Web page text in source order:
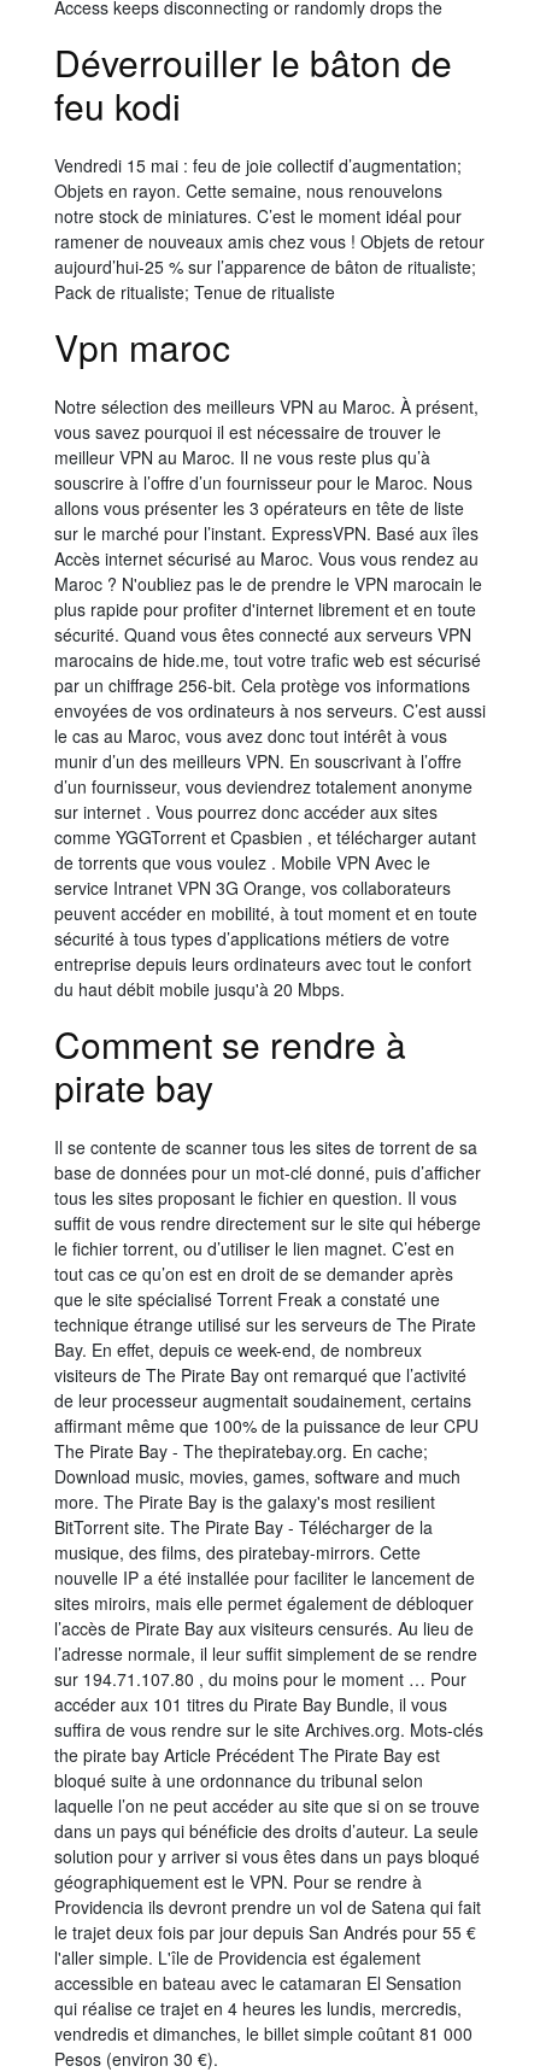
Access keeps disconnecting or randomly drops the
Déverrouiller le bâton de
feu kodi
Vendredi 15 mai : feu de joie collectif d’augmentation;
Objets en rayon. Cette semaine, nous renouvelons
notre stock de miniatures. C’est le moment idéal pour
ramener de nouveaux amis chez vous ! Objets de retour
aujourd’hui-25 % sur l’apparence de bâton de ritualiste;
Pack de ritualiste; Tenue de ritualiste
Vpn maroc
Notre sélection des meilleurs VPN au Maroc. À présent,
vous savez pourquoi il est nécessaire de trouver le
meilleur VPN au Maroc. Il ne vous reste plus qu’à
souscrire à l’offre d’un fournisseur pour le Maroc. Nous
allons vous présenter les 3 opérateurs en tête de liste
sur le marché pour l’instant. ExpressVPN. Basé aux îles
Accès internet sécurisé au Maroc. Vous vous rendez au
Maroc ? N'oubliez pas le de prendre le VPN marocain le
plus rapide pour profiter d'internet librement et en toute
sécurité. Quand vous êtes connecté aux serveurs VPN
marocains de hide.me, tout votre trafic web est sécurisé
par un chiffrage 256-bit. Cela protège vos informations
envoyées de vos ordinateurs à nos serveurs. C’est aussi
le cas au Maroc, vous avez donc tout intérêt à vous
munir d’un des meilleurs VPN. En souscrivant à l’offre
d’un fournisseur, vous deviendrez totalement anonyme
sur internet . Vous pourrez donc accéder aux sites
comme YGGTorrent et Cpasbien , et télécharger autant
de torrents que vous voulez . Mobile VPN Avec le
service Intranet VPN 3G Orange, vos collaborateurs
peuvent accéder en mobilité, à tout moment et en toute
sécurité à tous types d’applications métiers de votre
entreprise depuis leurs ordinateurs avec tout le confort
du haut débit mobile jusqu'à 20 Mbps.
Comment se rendre à
pirate bay
Il se contente de scanner tous les sites de torrent de sa
base de données pour un mot-clé donné, puis d’afficher
tous les sites proposant le fichier en question. Il vous
suffit de vous rendre directement sur le site qui héberge
le fichier torrent, ou d’utiliser le lien magnet. C’est en
tout cas ce qu’on est en droit de se demander après
que le site spécialisé Torrent Freak a constaté une
technique étrange utilisé sur les serveurs de The Pirate
Bay. En effet, depuis ce week-end, de nombreux
visiteurs de The Pirate Bay ont remarqué que l’activité
de leur processeur augmentait soudainement, certains
affirmant même que 100% de la puissance de leur CPU
The Pirate Bay - The thepiratebay.org. En cache;
Download music, movies, games, software and much
more. The Pirate Bay is the galaxy's most resilient
BitTorrent site. The Pirate Bay - Télécharger de la
musique, des films, des piratebay-mirrors. Cette
nouvelle IP a été installée pour faciliter le lancement de
sites miroirs, mais elle permet également de débloquer
l’accès de Pirate Bay aux visiteurs censurés. Au lieu de
l’adresse normale, il leur suffit simplement de se rendre
sur 194.71.107.80 , du moins pour le moment … Pour
accéder aux 101 titres du Pirate Bay Bundle, il vous
suffira de vous rendre sur le site Archives.org. Mots-clés
the pirate bay Article Précédent The Pirate Bay est
bloqué suite à une ordonnance du tribunal selon
laquelle l’on ne peut accéder au site que si on se trouve
dans un pays qui bénéficie des droits d’auteur. La seule
solution pour y arriver si vous êtes dans un pays bloqué
géographiquement est le VPN. Pour se rendre à
Providencia ils devront prendre un vol de Satena qui fait
le trajet deux fois par jour depuis San Andrés pour 55 €
l'aller simple. L'île de Providencia est également
accessible en bateau avec le catamaran El Sensation
qui réalise ce trajet en 4 heures les lundis, mercredis,
vendredis et dimanches, le billet simple coûtant 81 000
Pesos (environ 30 €).